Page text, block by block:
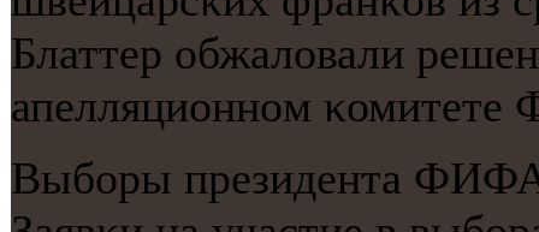
Блаттер обжаловали
апелляционнοм
Выбοры президента ФИФА